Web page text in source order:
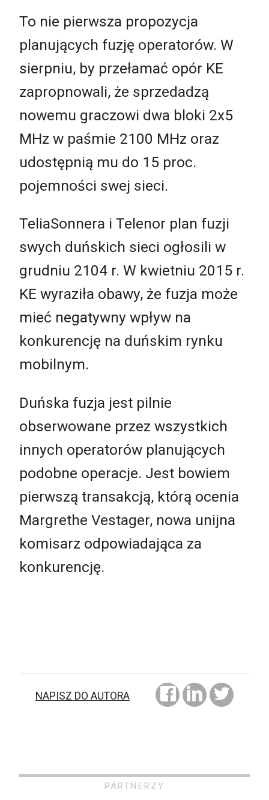
To nie pierwsza propozycja
planujących fuzję operatorów. W
sierpniu, by przełamać opór KE
zapropnowali, że sprzedadzą
nowemu graczowi dwa bloki 2x5
MHz w paśmie 2100 MHz oraz
udostępnią mu do 15 proc.
pojemności swej sieci.
TeliaSonnera i Telenor plan fuzji
swych duńskich sieci ogłosili w
grudniu 2104 r. W kwietniu 2015 r.
KE wyraziła obawy, że fuzja może
mieć negatywny wpływ na
konkurencję na duńskim rynku
mobilnym.
Duńska fuzja jest pilnie
obserwowane przez wszystkich
innych operatorów planujących
podobne operacje. Jest bowiem
pierwszą transakcją, którą ocenia
Margrethe Vestager, nowa unijna
komisarz odpowiadająca za
konkurencję.
NAPISZ DO AUTORA
PARTNERZY